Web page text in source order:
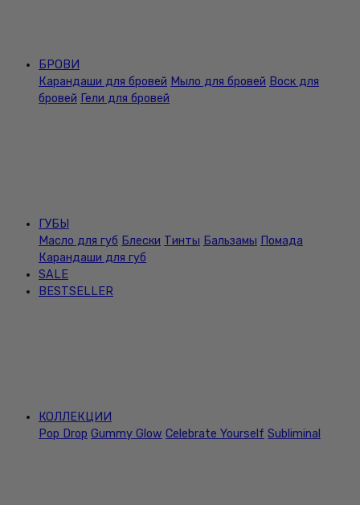
БРОВИ
Карандаши для бровей Мыло для бровей Воск для
бровей Гели для бровей
ГУБЫ
Масло для губ Блески Тинты Бальзамы Помада
Карандаши для губ
SALE
BESTSELLER
КОЛЛЕКЦИИ
Pop Drop Gummy Glow Celebrate Yourself Subliminal